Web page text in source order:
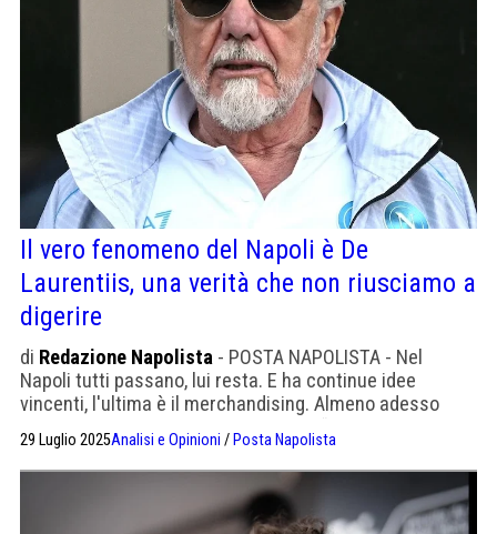
Il vero fenomeno del Napoli è De
Laurentiis, una verità che non riusciamo a
digerire
di Redazione Napolista - POSTA NAPOLISTA - Nel
Napoli tutti passano, lui resta. E ha continue idee
vincenti, l'ultima è il merchandising. Almeno adesso
sorde!”
29 Luglio 2025Analisi e Opinioni / Posta Napolista